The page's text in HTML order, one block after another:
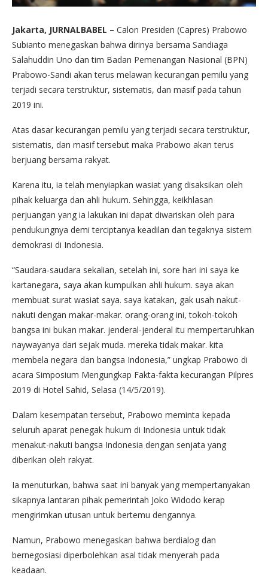
Jakarta, JURNALBABEL – Calon Presiden (Capres) Prabowo
Subianto menegaskan bahwa dirinya bersama Sandiaga
Salahuddin Uno dan tim Badan Pemenangan Nasional (BPN)
Prabowo-Sandi akan terus melawan kecurangan pemilu yang
terjadi secara terstruktur, sistematis, dan masif pada tahun
2019 ini.
Atas dasar kecurangan pemilu yang terjadi secara terstruktur,
sistematis, dan masif tersebut maka Prabowo akan terus
berjuang bersama rakyat.
Karena itu, ia telah menyiapkan wasiat yang disaksikan oleh
pihak keluarga dan ahli hukum. Sehingga, keikhlasan
perjuangan yang ia lakukan ini dapat diwariskan oleh para
pendukungnya demi terciptanya keadilan dan tegaknya sistem
demokrasi di Indonesia.
“Saudara-saudara sekalian, setelah ini, sore hari ini saya ke
kartanegara, saya akan kumpulkan ahli hukum. saya akan
membuat surat wasiat saya. saya katakan, gak usah nakut-
nakuti dengan makar-makar. orang-orang ini, tokoh-tokoh
bangsa ini bukan makar. jenderal-jenderal itu mempertaruhkan
naywayanya dari sejak muda. mereka tidak makar. kita
membela negara dan bangsa Indonesia,” ungkap Prabowo di
acara Simposium Mengungkap Fakta-fakta kecurangan Pilpres
2019 di Hotel Sahid, Selasa (14/5/2019).
Dalam kesempatan tersebut, Prabowo meminta kepada
seluruh aparat penegak hukum di Indonesia untuk tidak
menakut-nakuti bangsa Indonesia dengan senjata yang
diberikan oleh rakyat.
Ia menuturkan, bahwa saat ini banyak yang mempertanyakan
sikapnya lantaran pihak pemerintah Joko Widodo kerap
mengirimkan utusan untuk bertemu dengannya.
Namun, Prabowo menegaskan bahwa berdialog dan
bernegosiasi diperbolehkan asal tidak menyerah pada
keadaan.